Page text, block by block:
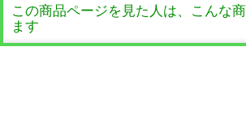
この商品ページを見た人は、こんな
ます